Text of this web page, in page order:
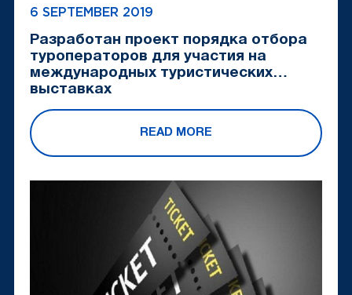
6 SEPTEMBER 2019
Разработан проект порядка отбора
туроператоров для участия на
международных туристических
выставках
READ MORE